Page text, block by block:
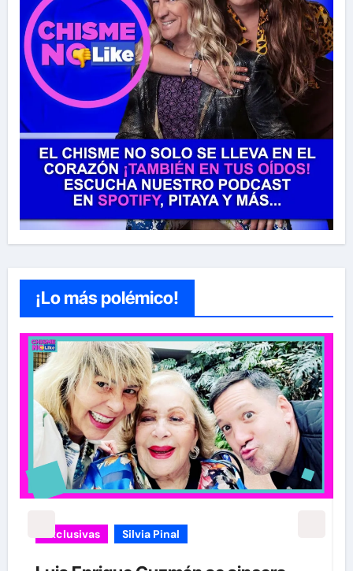
¡Lo más polémico!
Exclusivas Silvia Pinal